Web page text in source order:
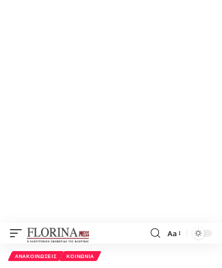
Font
Aa
ΑΝΑΚΟΙΝΏΣΕΙΣ ΚΟΙΝΩΝΊΑ